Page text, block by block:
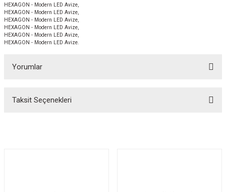
HEXAGON - Modern LED Avize,
HEXAGON - Modern LED Avize,
HEXAGON - Modern LED Avize,
HEXAGON - Modern LED Avize,
HEXAGON - Modern LED Avize,
HEXAGON - Modern LED Avize.
Yorumlar
Taksit Seçenekleri